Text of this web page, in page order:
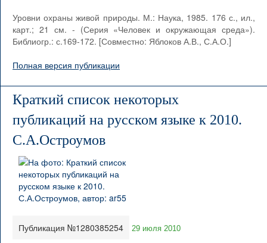
Уровни охраны живой природы. М.: Наука, 1985. 176 с., ил.,
карт.; 21 см. - (Серия «Человек и окружающая среда»).
Библиогр.: с.169-172. [Совместно: Яблоков А.В., С.А.О.]
Полная версия публикации
Краткий список некоторых
публикаций на русском языке к 2010.
С.А.Остроумов
Публикация №1280385254 29 июля 2010